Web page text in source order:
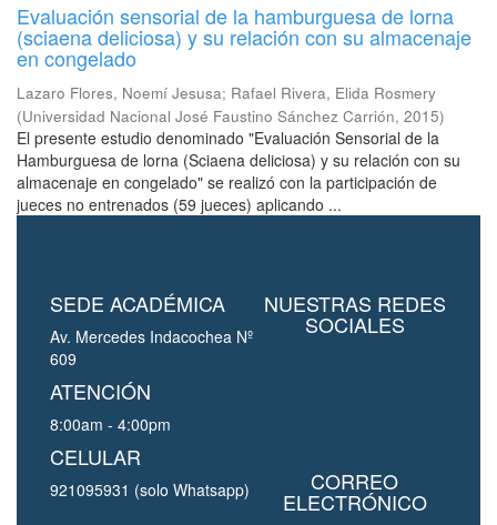
Evaluación sensorial de la hamburguesa de lorna
(sciaena deliciosa) y su relación con su almacenaje
en congelado
Lazaro Flores, Noemí Jesusa; Rafael Rivera, Elida Rosmery
(Universidad Nacional José Faustino Sánchez Carrión, 2015)
El presente estudio denominado "Evaluación Sensorial de la
Hamburguesa de lorna (Sciaena deliciosa) y su relación con su
almacenaje en congelado" se realizó con la participación de
jueces no entrenados (59 jueces) aplicando ...
SEDE ACADÉMICA
Av. Mercedes Indacochea Nº
609
ATENCIÓN
8:00am - 4:00pm
CELULAR
921095931 (solo Whatsapp)
NUESTRAS REDES
SOCIALES
CORREO
ELECTRÓNICO